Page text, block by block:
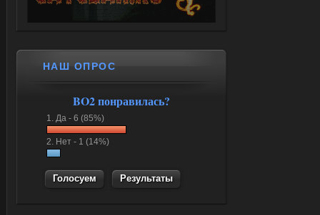
НАШ ОПРОС
BO2 понравилась?
1. Да - 6 (85%)
2. Нет - 1 (14%)
Результаты